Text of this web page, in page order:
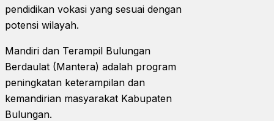
pendidikan vokasi yang sesuai dengan
potensi wilayah.
Mandiri dan Terampil Bulungan
Berdaulat (Mantera) adalah program
peningkatan keterampilan dan
kemandirian masyarakat Kabupaten
Bulungan.